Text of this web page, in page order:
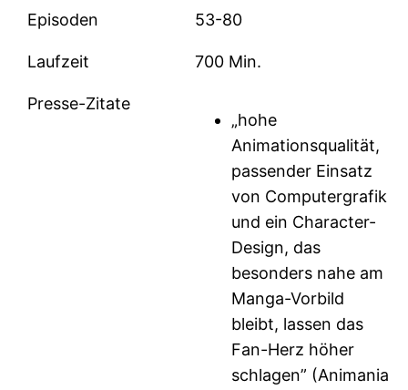
Episoden 53-80
Laufzeit 700 Min.
Presse-Zitate
„hohe
Animationsqualität,
passender Einsatz
von Computergrafik
und ein Character-
Design, das
besonders nahe am
Manga-Vorbild
bleibt, lassen das
Fan-Herz höher
schlagen” (Animania